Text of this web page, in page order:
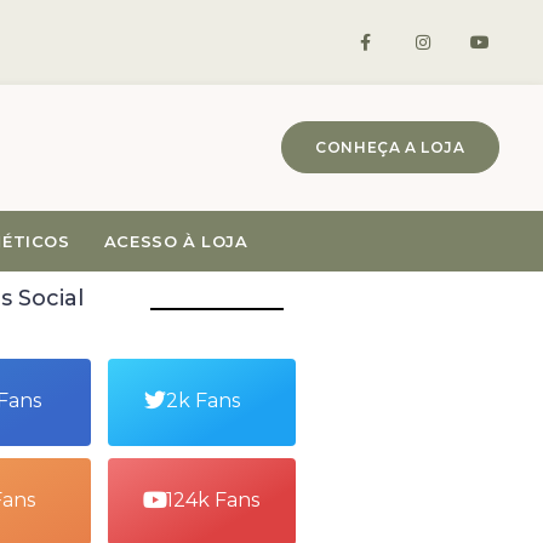
CONHEÇA A LOJA
ACESSO À LOJA
Social
2k Fans
124k Fans